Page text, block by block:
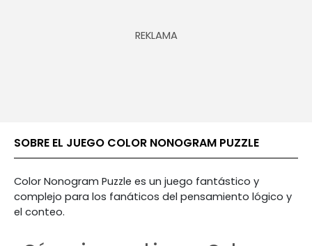
SOBRE EL JUEGO COLOR NONOGRAM PUZZLE
Color Nonogram Puzzle es un juego fantástico y
complejo para los fanáticos del pensamiento lógico y
el conteo.